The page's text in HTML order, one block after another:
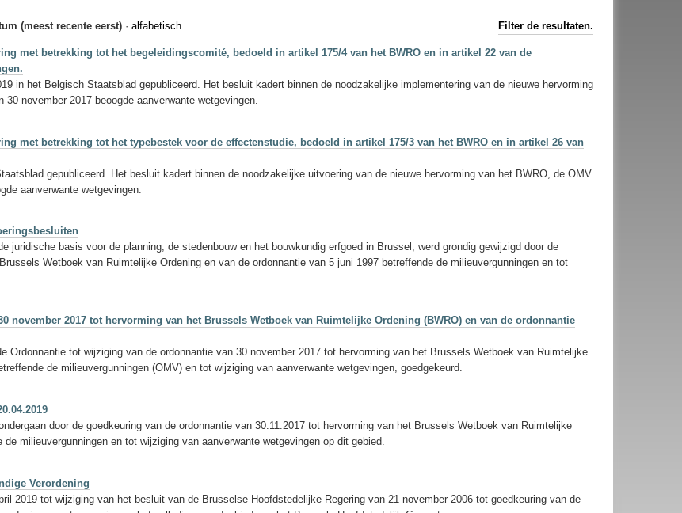
Filter de resultaten.
(meest recente eerst) · alfabetisch
met betrekking tot het begeleidingscomité, bedoeld in artikel 175/4 van het BWRO en in artikel 22 van de
in het Belgisch Staatsblad gepubliceerd. Het besluit kadert binnen de noodzakelijke implementering van de nieuwe hervorming
november 2017 beoogde aanverwante wetgevingen.
met betrekking tot het typebestek voor de effectenstudie, bedoeld in artikel 175/3 van het BWRO en in artikel 26 van
gepubliceerd. Het besluit kadert binnen de noodzakelijke uitvoering van de nieuwe hervorming van het BWRO, de OMV
aanverwante wetgevingen.
juridische basis voor de planning, de stedenbouw en het bouwkundig erfgoed in Brussel, werd grondig gewijzigd door de
Wetboek van Ruimtelijke Ordening en van de ordonnantie van 5 juni 1997 betreffende de milieuvergunningen en tot
november 2017 tot hervorming van het Brussels Wetboek van Ruimtelijke Ordening (BWRO) en van de ordonnantie
Ordonnantie tot wijziging van de ordonnantie van 30 november 2017 tot hervorming van het Brussels Wetboek van Ruimtelijke
de milieuvergunningen (OMV) en tot wijziging van aanverwante wetgevingen, goedgekeurd.
door de goedkeuring van de ordonnantie van 30.11.2017 tot hervorming van het Brussels Wetboek van Ruimtelijke
milieuvergunningen en tot wijziging van aanverwante wetgevingen op dit gebied.
Verordening
2019 tot wijziging van het besluit van de Brusselse Hoofdstedelijke Regering van 21 november 2006 tot goedkeuring van de